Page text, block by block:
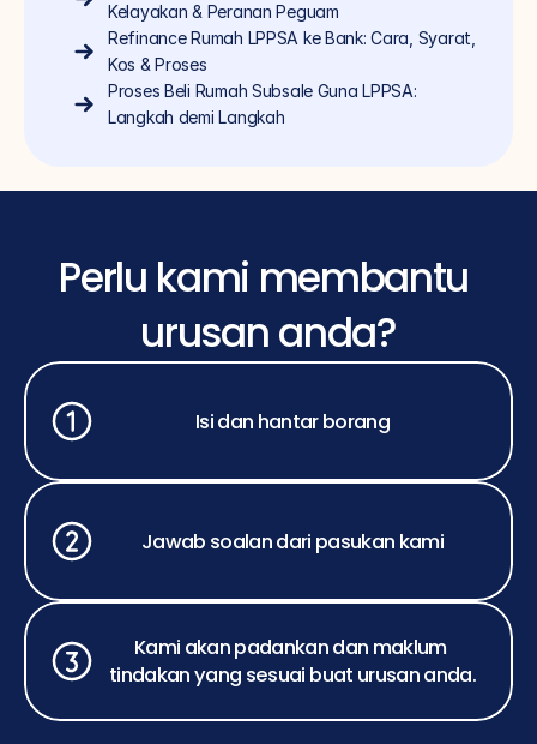
Kelayakan & Peranan Peguam
Refinance Rumah LPPSA ke Bank: Cara, Syarat,
Kos & Proses
Proses Beli Rumah Subsale Guna LPPSA:
Langkah demi Langkah
Perlu kami membantu
urusan anda?
Isi dan hantar borang
Jawab soalan dari pasukan kami
Kami akan padankan dan maklum
tindakan yang sesuai buat urusan anda.